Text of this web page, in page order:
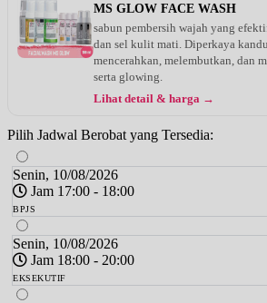
MS GLOW FACE WASH
sabun pembersih wajah yang
dan sel kulit mati. Diperkaya
mencerahkan, melembutkan, dan
serta glowing.
Lihat detail & harga →
Pilih Jadwal Berobat yang Tersedia:
Senin, 10/08/2026
Jam 17:00 - 18:00
BPJS
Senin, 10/08/2026
Jam 18:00 - 20:00
EKSEKUTIF